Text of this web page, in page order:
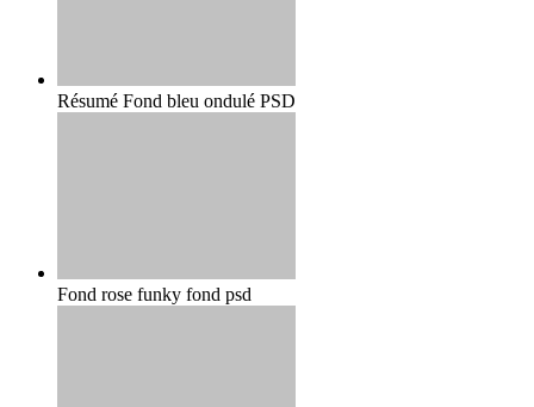
Résumé Fond bleu ondulé PSD
Fond rose funky fond psd